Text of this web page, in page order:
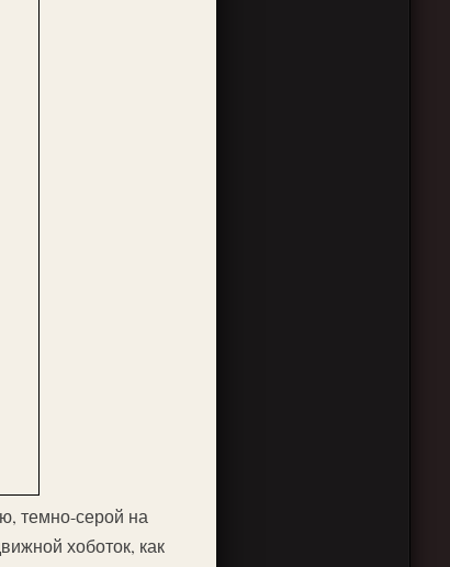
темно-серой на
хоботок, как